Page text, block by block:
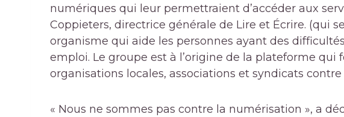
numériques qui leur permettraient d’accéder aux
Coppieters, directrice générale de Lire et Écrire. (qui
organisme qui aide les personnes ayant des
emploi. Le groupe est à l’origine de la plateforme qui
organisations locales, associations et syndicats
« Nous ne sommes pas contre la numérisation », a